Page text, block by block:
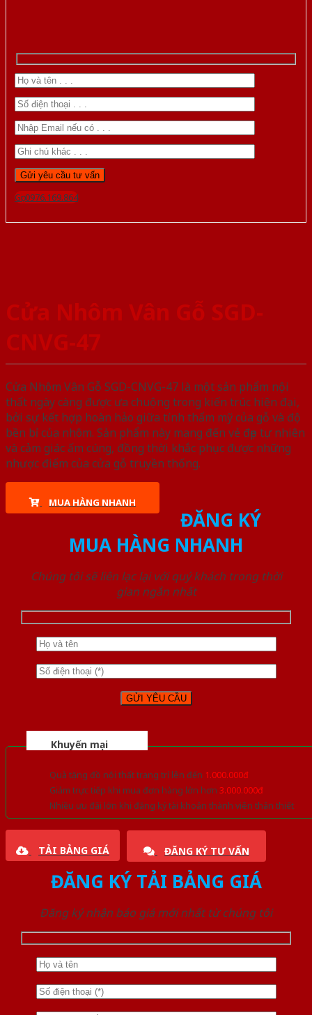
Gọi 0976.169.864
Cửa Nhôm Vân Gỗ SGD-
CNVG-47
Cửa Nhôm Vân Gỗ SGD-CNVG-47 là một sản phẩm nội
thất ngày càng được ưa chuộng trong kiến trúc hiện đại,
bởi sự kết hợp hoàn hảo giữa tính thẩm mỹ của gỗ và độ
bền bỉ của nhôm. Sản phẩm này mang đến vẻ đẹp tự nhiên
và cảm giác ấm cúng, đồng thời khắc phục được những
nhược điểm của cửa gỗ truyền thống.
MUA HÀNG NHANH
ĐĂNG KÝ
MUA HÀNG NHANH
Chúng tôi sẽ liên lạc lại với quý khách trong thời
gian ngắn nhất
Khuyến mại
Quà tặng đồ nội thất trang trí lên đến 1.000.000đ
Giảm trực tiếp khi mua đơn hàng lớn hơn 3.000.000đ
Nhiều ưu đãi lớn khi đăng ký tài khoản thành viên thân thiết
TẢI BẢNG GIÁ ĐĂNG KÝ TƯ VẤN
ĐĂNG KÝ TẢI BẢNG GIÁ
Đăng ký nhận báo giá mới nhất từ chúng tôi